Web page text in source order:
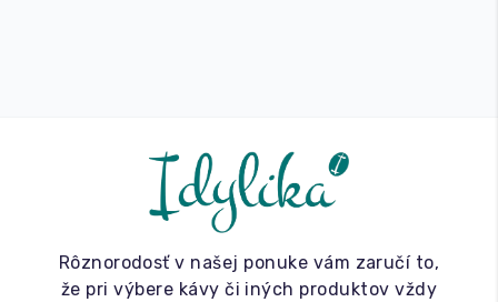
Rôznorodosť v našej ponuke vám zaručí to,
že pri výbere kávy či iných produktov vždy